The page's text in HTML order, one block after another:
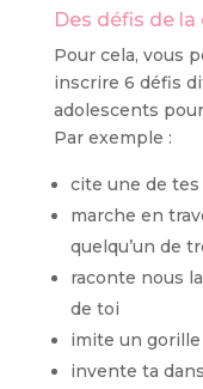
Des défis de la
Pour cela, vous
inscrire 6 défis
adolescents
Par exemple :
cite une de tes
marche en
quelqu’un de
raconte nous
de toi
imite un gorille
invente ta